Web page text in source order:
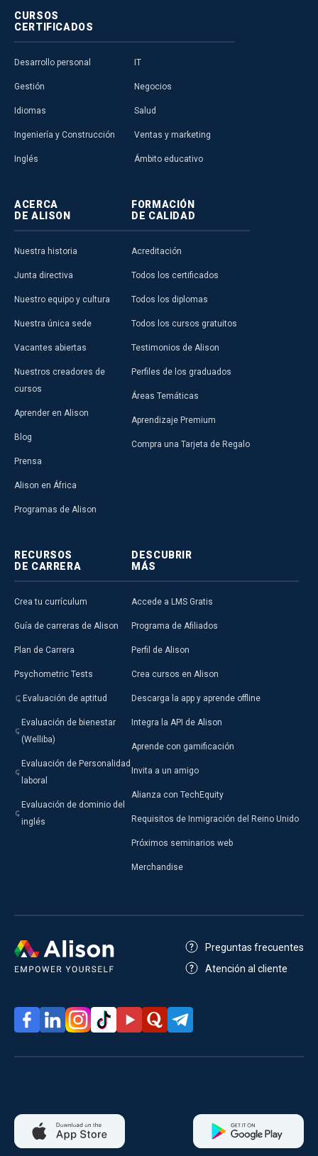
CURSOS
CERTIFICADOS
Desarrollo personal
Gestión
Idiomas
Ingeniería y Construcción
Inglés
IT
Negocios
Salud
Ventas y marketing
Ámbito educativo
ACERCA
DE ALISON
Nuestra historia
Junta directiva
Nuestro equipo y cultura
Nuestra única sede
Vacantes abiertas
Nuestros creadores de
cursos
Aprender en Alison
Blog
Prensa
Alison en África
Programas de Alison
FORMACIÓN
DE CALIDAD
Acreditación
Todos los certificados
Todos los diplomas
Todos los cursos gratuitos
Testimonios de Alison
Perfiles de los graduados
Áreas Temáticas
Aprendizaje Premium
Compra una Tarjeta de Regalo
RECURSOS
DE CARRERA
Crea tu currículum
Guía de carreras de Alison
Plan de Carrera
Psychometric Tests
Evaluación de aptitud
Evaluación de bienestar
(Welliba)
Evaluación de Personalidad
laboral
Evaluación de dominio del
inglés
DESCUBRIR
MÁS
Accede a LMS Gratis
Programa de Afiliados
Perfil de Alison
Crea cursos en Alison
Descarga la app y aprende offline
Integra la API de Alison
Aprende con gamificación
Invita a un amigo
Alianza con TechEquity
Requisitos de Inmigración del Reino Unido
Próximos seminarios web
Merchandise
Preguntas frecuentes
Atención al cliente